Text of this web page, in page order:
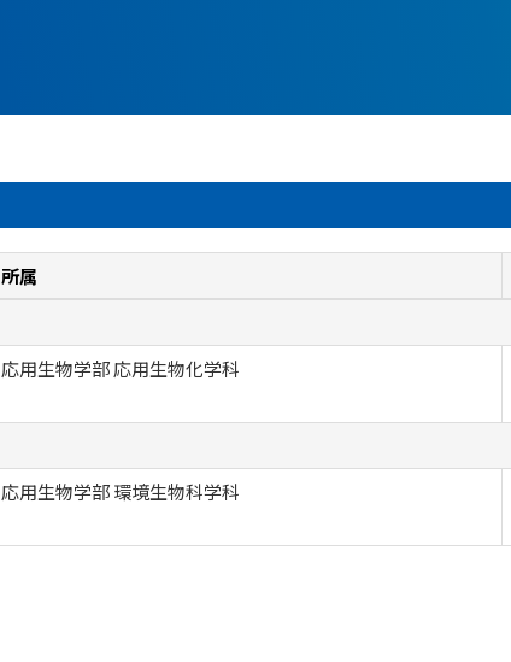
所属
応用生物学部 応用生物化学科
応用生物学部 環境生物科学科